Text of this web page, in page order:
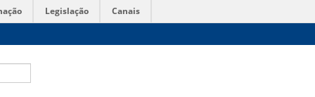
Legislação Canais